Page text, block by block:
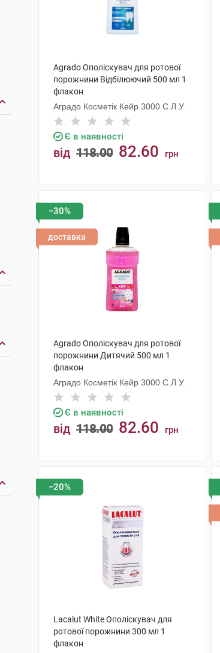
Agrado Ополіскувач для ротової
порожнини Відбілюючий 500 мл 1
флакон
Аградо Косметік Кейр 3000 С.Л.У.
Є в наявності
від 118.00 82.60 грн
−30%
доставка
Agrado Ополіскувач для ротової
порожнини Дитячий 500 мл 1
флакон
Аградо Косметік Кейр 3000 С.Л.У.
Є в наявності
від 118.00 82.60 грн
−20%
Lacalut White Ополіскувач для
ротової порожнини 300 мл 1
флакон